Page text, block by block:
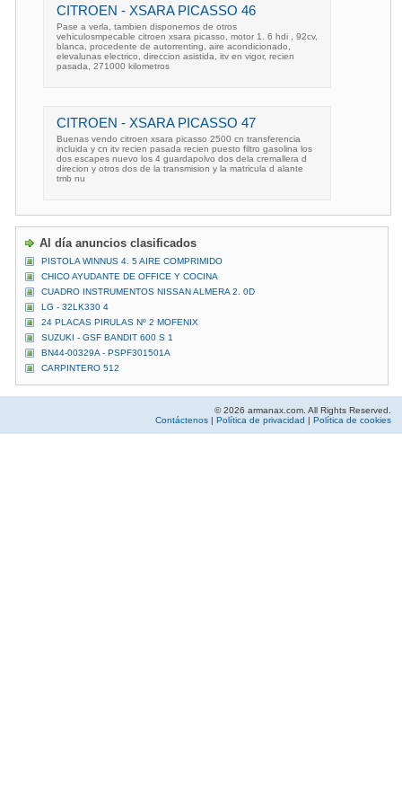
CITROEN - XSARA PICASSO 46
Pase a verla, tambien disponemos de otros
vehiculosmpecable citroen xsara picasso, motor 1. 6 hdi , 92cv,
blanca, procedente de autorrenting, aire acondicionado,
elevalunas electrico, direccion asistida, itv en vigor, recien
pasada, 271000 kilometros
CITROEN - XSARA PICASSO 47
Buenas vendo citroen xsara picasso 2500 cn transferencia
incluida y cn itv recien pasada recien puesto filtro gasolina los
dos escapes nuevo los 4 guardapolvo dos dela cremallera d
direcion y otros dos de la transmision y la matricula d alante
tmb nu
Al día anuncios clasificados
PISTOLA WINNUS 4. 5 AIRE COMPRIMIDO
CHICO AYUDANTE DE OFFICE Y COCINA
CUADRO INSTRUMENTOS NISSAN ALMERA 2. 0D
LG - 32LK330 4
24 PLACAS PIRULAS Nº 2 MOFENIX
SUZUKI - GSF BANDIT 600 S 1
BN44-00329A - PSPF301501A
CARPINTERO 512
© 2026 armanax.com. All Rights Reserved.
Contáctenos | Política de privacidad | Política de cookies